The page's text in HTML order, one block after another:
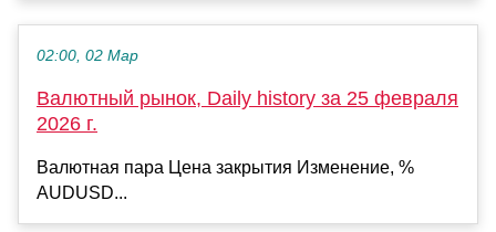
02:00, 02 Мар
Валютный рынок, Daily history за 25 февраля
2026 г.
Валютная пара Цена закрытия Изменение, %
AUDUSD...